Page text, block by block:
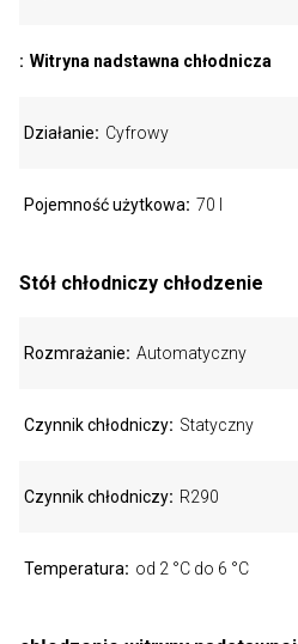
Witryna nadstawna chłodnicza
Działanie Cyfrowy
Pojemność użytkowa 70 l
Stół chłodniczy chłodzenie
Rozmrażanie Automatyczny
Czynnik chłodniczy Statyczny
Czynnik chłodniczy R290
Temperatura od 2 °C do 6 °C